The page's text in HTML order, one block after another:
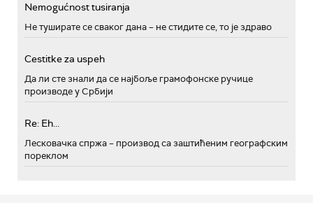
Nemogućnost tusiranja
Не туширате се сваког дана – не стидите се, то је здраво
Cestitke za uspeh
Да ли сте знали да се најбоље грамофонске ручице
производе у Србији
Re: Eh...
Лесковачка спржа – производ са заштићеним географским
пореклом